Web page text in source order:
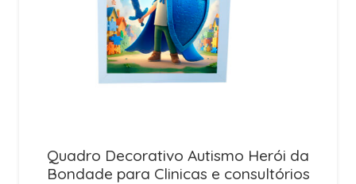
Quadro Decorativo Autismo Herói da
Bondade para Clinicas e consultórios